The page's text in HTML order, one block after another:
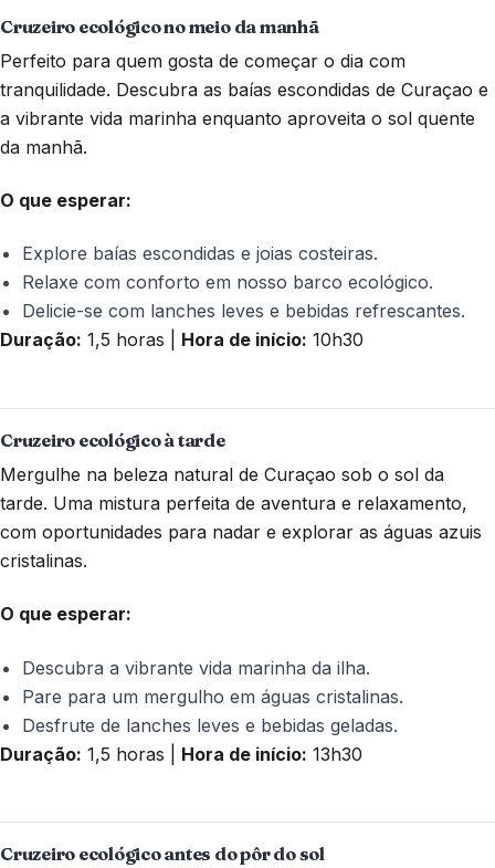
Cruzeiro ecológico no meio da manhã
Perfeito para quem gosta de começar o dia com
tranquilidade. Descubra as baías escondidas de Curaçao e
a vibrante vida marinha enquanto aproveita o sol quente
da manhã.
O que esperar:
Explore baías escondidas e joias costeiras.
Relaxe com conforto em nosso barco ecológico.
Delicie-se com lanches leves e bebidas refrescantes.
Duração: 1,5 horas | Hora de início: 10h30
Cruzeiro ecológico à tarde
Mergulhe na beleza natural de Curaçao sob o sol da
tarde. Uma mistura perfeita de aventura e relaxamento,
com oportunidades para nadar e explorar as águas azuis
cristalinas.
O que esperar:
Descubra a vibrante vida marinha da ilha.
Pare para um mergulho em águas cristalinas.
Desfrute de lanches leves e bebidas geladas.
Duração: 1,5 horas | Hora de início: 13h30
Cruzeiro ecológico antes do pôr do sol